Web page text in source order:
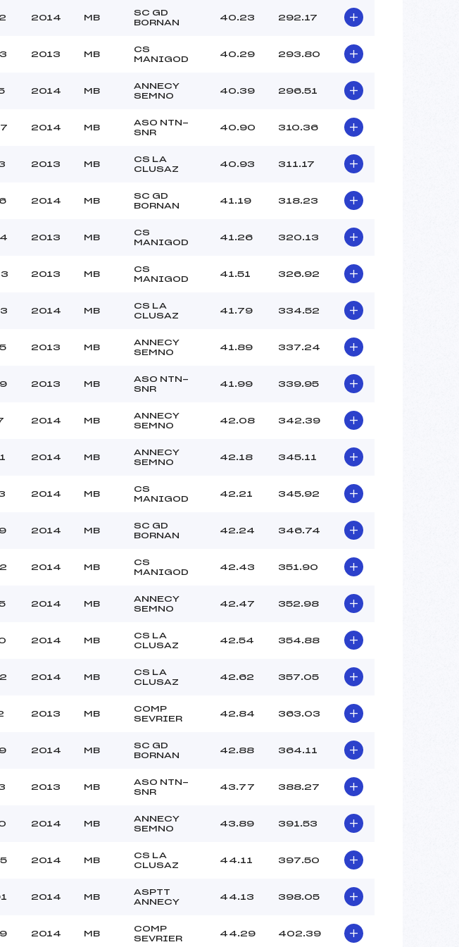
2014 MB
SC GD
BORNAN
40.23 292.17
2013 MB
CS
MANIGOD
40.29 293.80
2014 MB
ANNECY
SEMNO
40.39 296.51
2014 MB
ASO NTN-
SNR
40.90 310.36
2013 MB
CS LA
CLUSAZ
40.93 311.17
2014 MB
SC GD
BORNAN
41.19 318.23
2013 MB
CS
MANIGOD
41.26 320.13
2013 MB
CS
MANIGOD
41.51 326.92
2014 MB
CS LA
CLUSAZ
41.79 334.52
2013 MB
ANNECY
SEMNO
41.89 337.24
2013 MB
ASO NTN-
SNR
41.99 339.95
2014 MB
ANNECY
SEMNO
42.08 342.39
2014 MB
ANNECY
SEMNO
42.18 345.11
2014 MB
CS
MANIGOD
42.21 345.92
2014 MB
SC GD
BORNAN
42.24 346.74
2014 MB
CS
MANIGOD
42.43 351.90
2014 MB
ANNECY
SEMNO
42.47 352.98
2014 MB
CS LA
CLUSAZ
42.54 354.88
2014 MB
CS LA
CLUSAZ
42.62 357.05
2013 MB
COMP
SEVRIER
42.84 363.03
2014 MB
SC GD
BORNAN
42.88 364.11
2013 MB
ASO NTN-
SNR
43.77 388.27
2014 MB
ANNECY
SEMNO
43.89 391.53
2014 MB
CS LA
CLUSAZ
44.11 397.50
2014 MB
ASPTT
ANNECY
44.13 398.05
2014 MB
COMP
SEVRIER
44.29 402.39